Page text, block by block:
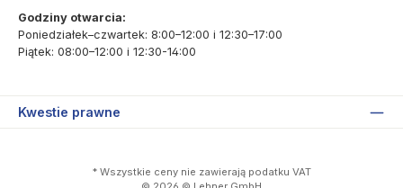
Godziny otwarcia:
Poniedziałek–czwartek: 8:00–12:00 i 12:30–17:00
Piątek: 08:00–12:00 i 12:30-14:00
Kwestie prawne
* Wszystkie ceny nie zawierają podatku VAT